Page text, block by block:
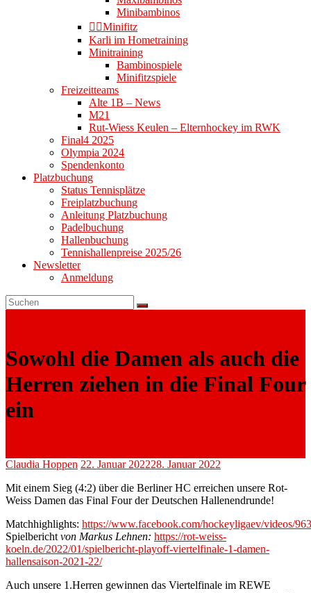
Minibambinos
👉🏻Minifitz
Karli im Hometraining
Minitraining
Bambinospiele
Minifitzspiele
Freizeitteams
Alte 1B – News
M21
Rut-Wiess Keulen – Elternhockey im RWK
Final4 2025
Olympia 2024
Spendenkonto
Platzbuchung
Status Tennisplätze
Freiplatzbuchung
Anleitung Platzbuchung
Padelbuchung
Hallenbuchung
Tennishallenpreise 2025/26
Newsletter
Anmeldung
Sowohl die Damen als auch die
Herren ziehen in die Final Four
ein
Claudia Hoppen 22. Januar 202228. Januar 2022
Mit einem Sieg (4:2) über die Berliner HC erreichen unsere Rot-
Weiss Damen das Final Four der Deutschen Hallenendrunde!
Matchhighlights: https://www.facebook.com/hockeyligaev/videos/
Spielbericht von Markus Lehnen: https://rot-weiss-
koeln.de/2022/01/spielbericht-playoff-viertelfinale-1-damen-
hallensaison-2021-22/
Auch unsere 1.Herren gewinnen das Viertelfinale im REWE